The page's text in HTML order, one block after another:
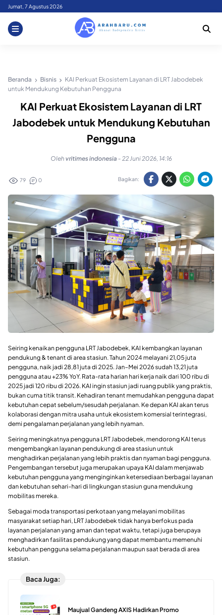
Skip
content
Jumat, 7 Agustus 2026
Beranda Bisnis
KAI Perkuat Ekosistem Layanan di LRT Jabodebek
untuk Mendukung Kebutuhan Pengguna
KAI Perkuat Ekosistem Layanan di LRT
Jabodebek untuk Mendukung Kebutuhan
Pengguna
Oleh vritimes indonesia - 22 Juni 2026, 14:16
79 0 Bagikan:
Seiring kenaikan pengguna LRT Jabodebek, KAI kembangkan layanan
pendukung & tenant di area stasiun. Tahun 2024 melayani 21,05 juta
pengguna, naik jadi 28,81 juta di 2025. Jan–Mei 2026 sudah 13,21 juta
pengguna atau +23% YoY. Rata-rata harian hari kerja naik dari 100 ribu di
2025 jadi 120 ribu di 2026. KAI ingin stasiun jadi ruang publik yang praktis,
bukan cuma titik transit. Kehadiran tenant memudahkan pengguna dapat
kebutuhan cepat sebelum/sesudah perjalanan. Ke depan KAI akan terus
kolaborasi dengan mitra usaha untuk ekosistem komersial terintegrasi,
demi pengalaman perjalanan yang lebih nyaman.
Seiring meningkatnya pengguna LRT Jabodebek, mendorong KAI terus
mengembangkan layanan pendukung di area stasiun untuk
menghadirkan perjalanan yang lebih praktis dan nyaman bagi pengguna.
Pengembangan tersebut juga merupakan upaya KAI dalam menjawab
kebutuhan pengguna yang menginginkan ketersediaan berbagai layanan
dan kebutuhan sehari-hari di lingkungan stasiun guna mendukung
mobilitas mereka.
Sebagai moda transportasi perkotaan yang melayani mobilitas
masyarakat setiap hari, LRT Jabodebek tidak hanya berfokus pada
layanan perjalanan yang aman dan tepat waktu, tetapi juga berupaya
menghadirkan fasilitas pendukung yang dapat membantu memenuhi
kebutuhan pengguna selama perjalanan maupun saat berada di area
stasiun.
Baca Juga:
Maujual Gandeng AXIS Hadirkan Promo